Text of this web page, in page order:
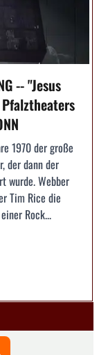
-- "Jesus
1970 der große
der dann der
wurde. Webber
Tim Rice die
Rock...